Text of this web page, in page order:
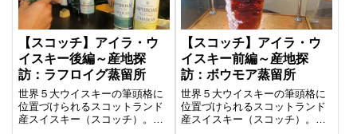
【スコッチ】アイラ・ウ
イスキー後編～産地探
訪：ラフロイグ蒸留所
世界５大ウイスキーの筆頭格に
位置づけられるスコットランド
産スイスキー（スコッチ）。そ
【スコッチ】アイラ・ウ
イスキー前編～産地探
訪：ボウモア蒸留所
世界５大ウイスキーの筆頭格に
位置づけられるスコットランド
産スイスキー（スコッチ）。そ